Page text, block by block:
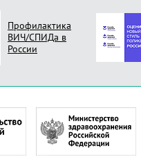
Профилактика
ВИЧ/СПИДа в
России